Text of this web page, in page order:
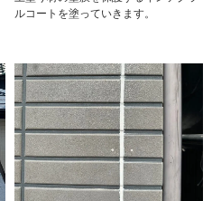
ルコートを塗っていきます。